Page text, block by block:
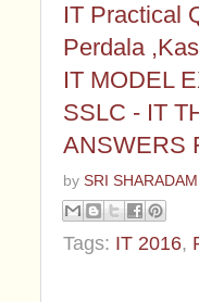
IT Practical
Perdala
IT MODEL
SSLC - IT
ANSWERS
by SRI
Tags: IT 2016,